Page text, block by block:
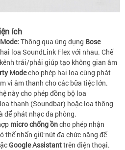
ích
Thông qua ứng dụng Bose
loa SoundLink Flex với nhau. Chế
trái/phải giúp tạo không gian âm
Modecho phép hai loa cùng phát
vi âm thanh cho các bữa tiệc lớn.
này cho phép đồng bộ loa
thanh (Soundbar) hoặc loa thông
để phát nhạc đa phòng.
micro chống ồncho phép nhận
thể nhấn giữ nút đa chức năng để
Google Assistanttrên điện thoại.